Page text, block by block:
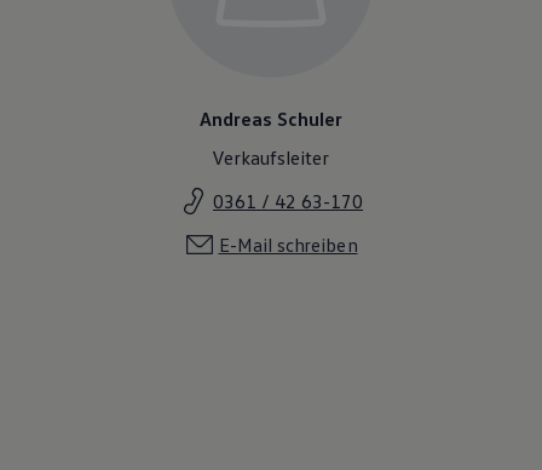
Elektromobilität
Volkswagen R
Pannen- und Unfallhilfe
Andreas Schuler
Verkaufsleiter
0361 / 42 63-170
E-Mail schreiben